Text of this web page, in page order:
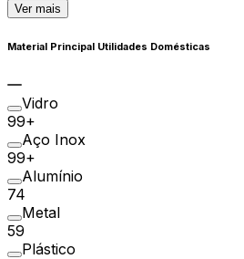
Ver mais
Material Principal Utilidades Domésticas
Vidro
99+
Aço Inox
99+
Alumínio
74
Metal
59
Plástico